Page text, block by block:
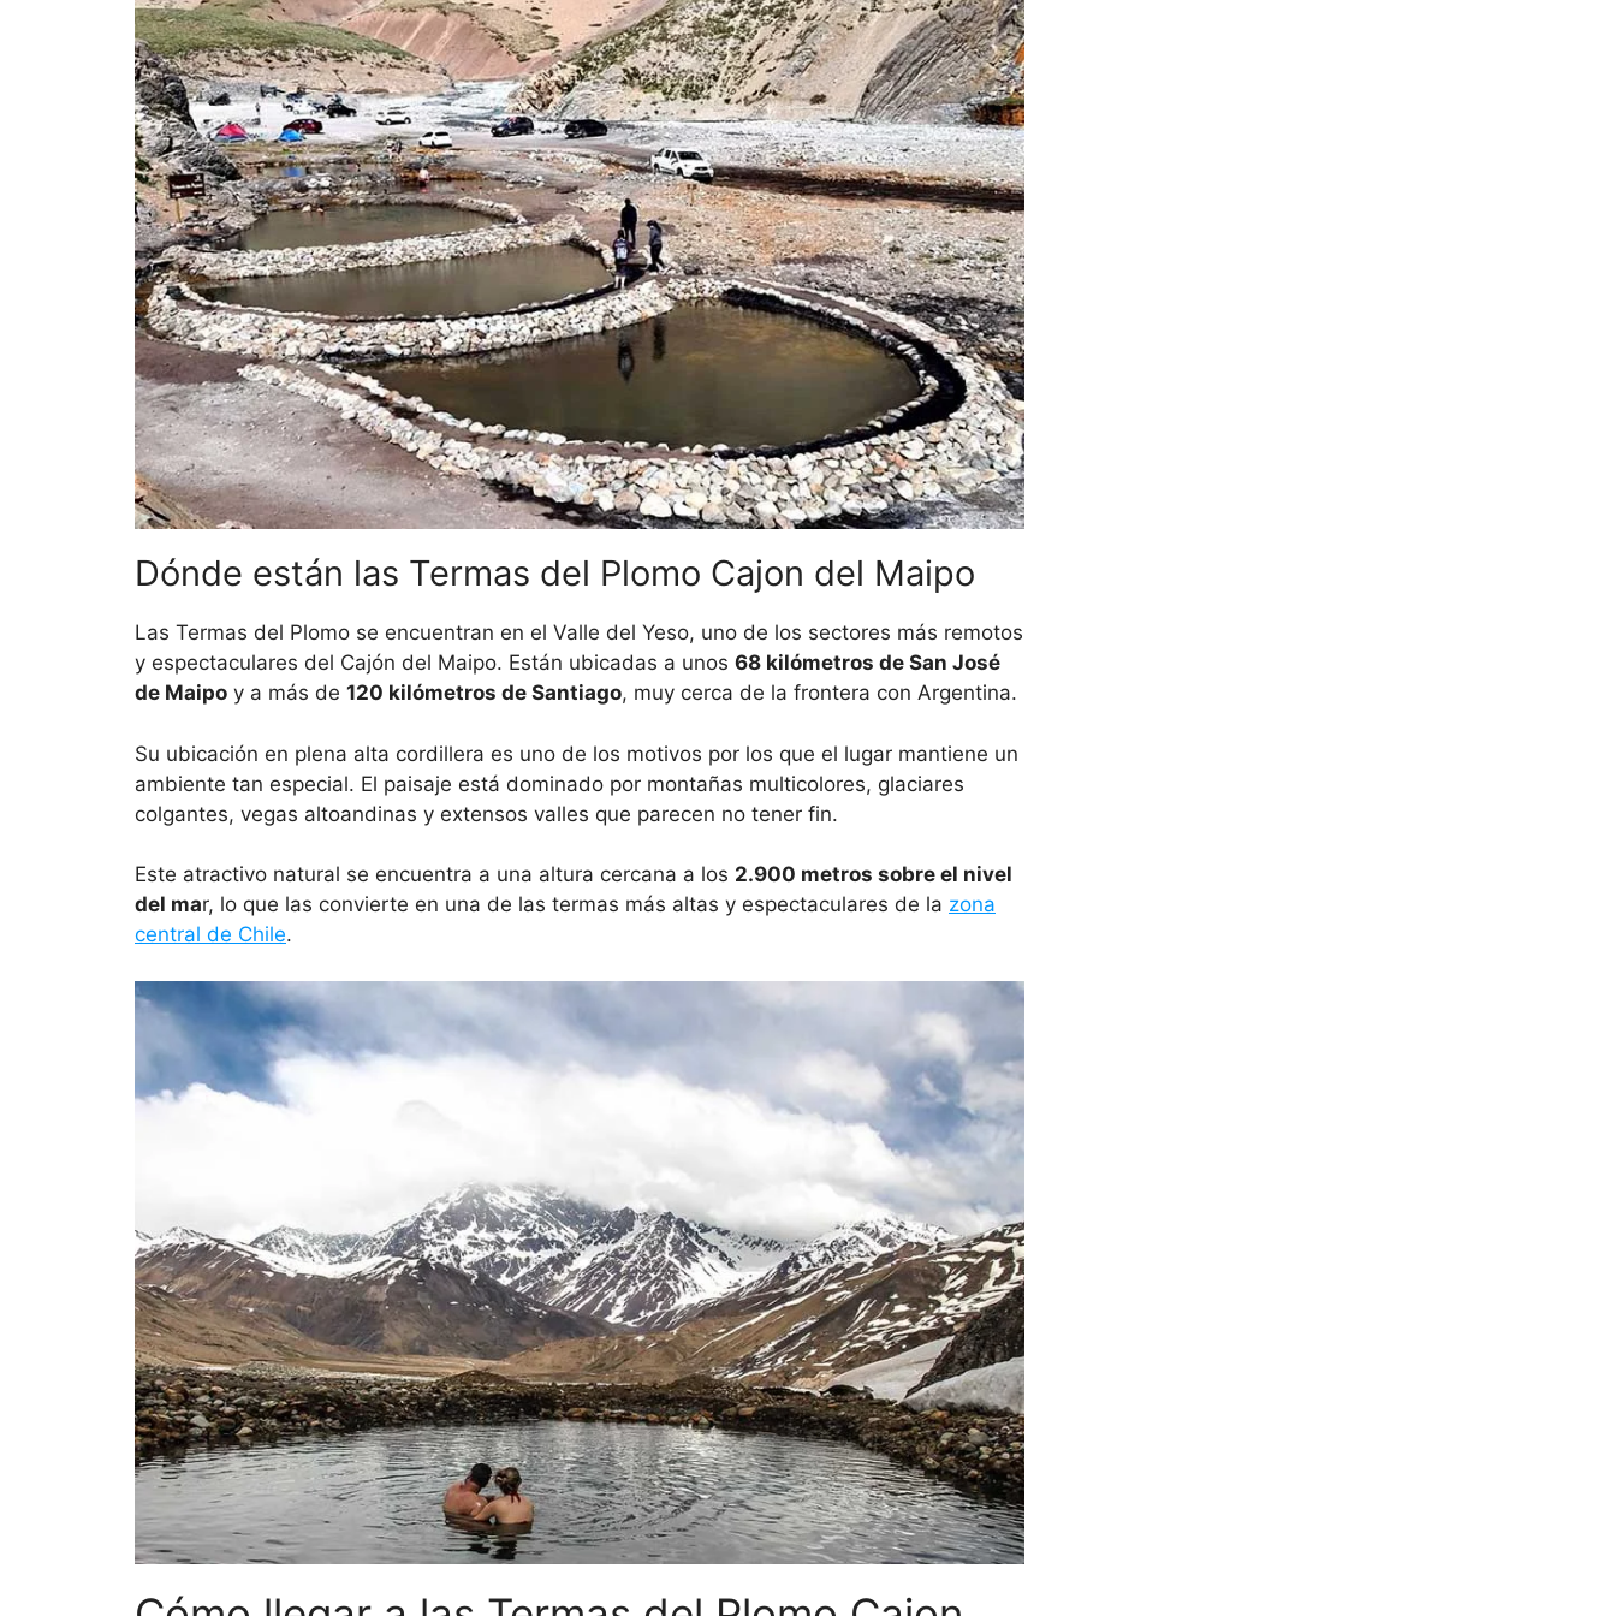
Dónde están las Termas del Plomo Cajon del Maipo
Las Termas del Plomo se encuentran en el Valle del Yeso, uno de los sectores más remotos
y espectaculares del Cajón del Maipo. Están ubicadas a unos 68 kilómetros de San José
de Maipo y a más de 120 kilómetros de Santiago, muy cerca de la frontera con Argentina.
Su ubicación en plena alta cordillera es uno de los motivos por los que el lugar mantiene un
ambiente tan especial. El paisaje está dominado por montañas multicolores, glaciares
colgantes, vegas altoandinas y extensos valles que parecen no tener fin.
Este atractivo natural se encuentra a una altura cercana a los 2.900 metros sobre el nivel
del mar, lo que las convierte en una de las termas más altas y espectaculares de la zona
central de Chile.